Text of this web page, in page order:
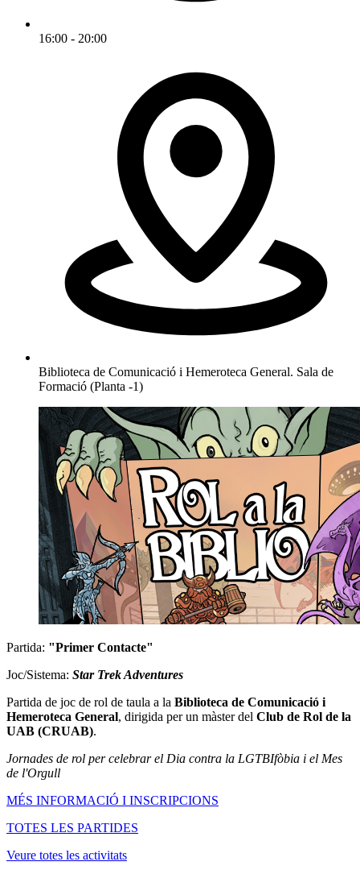
16:00 - 20:00
Biblioteca de Comunicació i Hemeroteca General. Sala de
Formació (Planta -1)
Partida: "Primer Contacte"
Joc/Sistema: Star Trek Adventures
Partida de joc de rol de taula a la Biblioteca de Comunicació i
Hemeroteca General, dirigida per un màster del Club de Rol de la
UAB (CRUAB).
Jornades de rol per celebrar el Dia contra la LGTBIfòbia i el Mes
de l'Orgull
MÉS INFORMACIÓ I INSCRIPCIONS
TOTES LES PARTIDES
Veure totes les activitats